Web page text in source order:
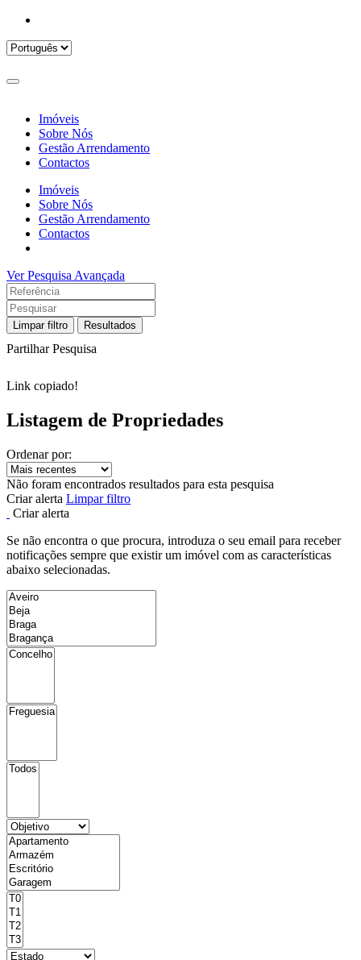
Imóveis
Sobre Nós
Gestão Arrendamento
Contactos
Imóveis
Sobre Nós
Gestão Arrendamento
Contactos
Ver Pesquisa Avançada
Limpar filtro Resultados
Partilhar Pesquisa
Link copiado!
Listagem de Propriedades
Ordenar por:
Não foram encontrados resultados para esta pesquisa
Criar alerta Limpar filtro
Criar alerta
Se não encontra o que procura, introduza o seu email para receber
notificações sempre que existir um imóvel com as características
abaixo selecionadas.